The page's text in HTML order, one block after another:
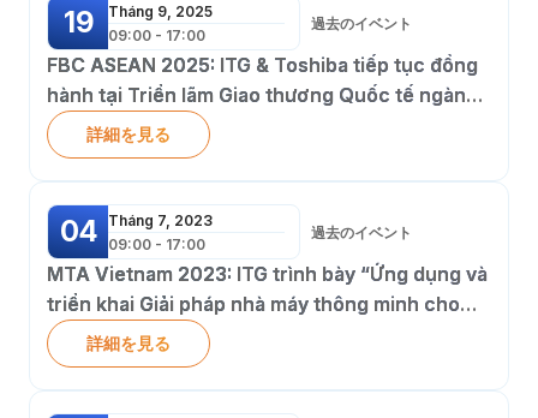
19
Tháng 9, 2025
09:00 - 17:00
過去のイベント
FBC ASEAN 2025: ITG & Toshiba tiếp tục đồng
hành tại Triển lãm Giao thương Quốc tế ngành
chế tạo lớn nhất Việt Nam
詳細を見る
04
Tháng 7, 2023
09:00 - 17:00
過去のイベント
MTA Vietnam 2023: ITG trình bày “Ứng dụng và
triển khai Giải pháp nhà máy thông minh cho
ngành gia công Cơ khí & Chế tạo” tại hội thảo
của triển lãm quốc tế
詳細を見る